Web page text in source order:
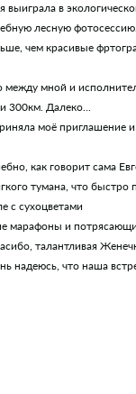
выиграла в
лесную
чем красивые
между мной и
300км. Далеко...
моё приглашение
как говорит сама
тумана, что
с сухоцветами
марафоны и
талантливая
надеюсь, что наша